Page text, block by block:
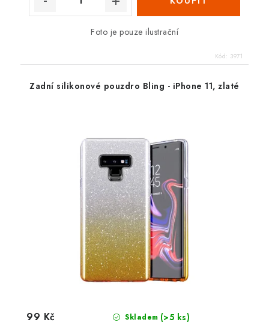
Foto je pouze ilustrační
Kód: 3971
Zadní silikonové pouzdro Bling - iPhone 11, zlaté
Skladem (>5 ks)
99 Kč